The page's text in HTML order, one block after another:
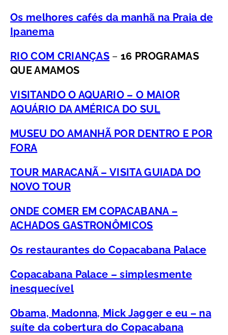
Os melhores cafés da manhã na Praia de
Ipanema
RIO COM CRIANÇAS –16 PROGRAMAS
QUE AMAMOS
VISITANDO O AQUARIO – O MAIOR
AQUÁRIO DA AMÉRICA DO SUL
MUSEU DO AMANHÃ POR DENTRO E POR
FORA
TOUR MARACANÃ – VISITA GUIADA DO
NOVO TOUR
ONDE COMER EM COPACABANA –
ACHADOS GASTRONÔMICOS
Os restaurantes do Copacabana Palace
Copacabana Palace – simplesmente
inesquecível
Obama, Madonna, Mick Jagger e eu – na
suíte da cobertura do Copacabana